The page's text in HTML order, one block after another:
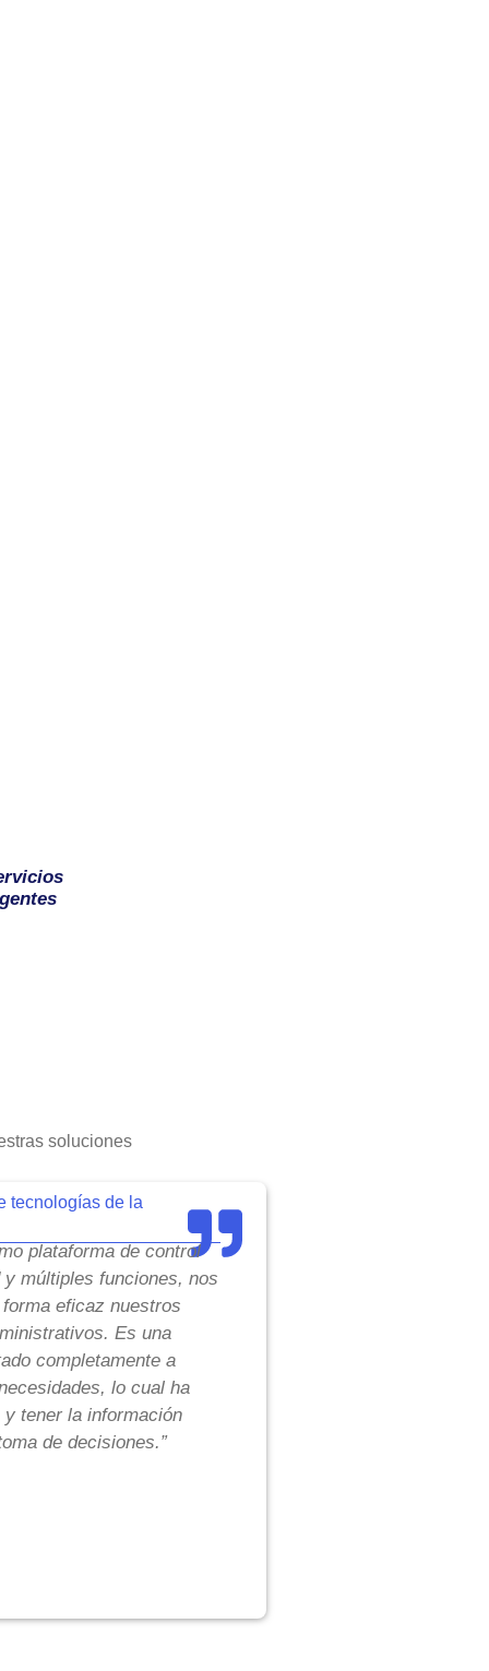
soluciones
tecnologías de la
plataforma de control
múltiples funciones, nos
eficaz nuestros
Es una
completamente a
lo cual ha
tener la información
de decisiones.”